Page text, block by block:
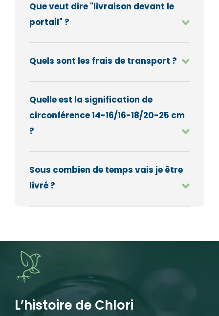
Que veut dire "livraison devant le
portail" ?
Quels sont les frais de transport ?
Quelle est la signification de
circonférence 14-16/16-18/20-25 cm
?
Sous combien de temps vais je être
livré ?
L’histoire de Chlori